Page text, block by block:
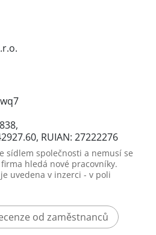
RUIAN: 27222276
sídlem společnosti a nemusí se
hledá nové pracovníky.
uvedena v inzerci - v poli
od zaměstnanců